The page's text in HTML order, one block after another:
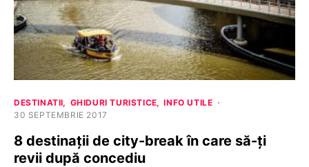
DESTINATII GHIDURI TURISTICE
INFO UTILE
30 SEPTEMBRIE 2017
8 destinații de city-break în care să-ți
revii după concediu